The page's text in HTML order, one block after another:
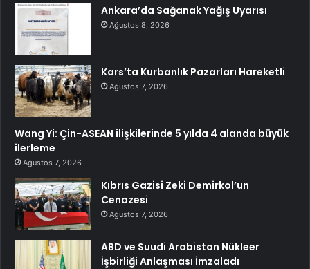
Ankara’da Sağanak Yağış Uyarısı
Ağustos 8, 2026
Kars’ta Kurbanlık Pazarları Hareketli
Ağustos 7, 2026
Wang Yi: Çin-ASEAN ilişkilerinde 5 yılda 4 alanda büyük
ilerleme
Ağustos 7, 2026
Kıbrıs Gazisi Zeki Demirkol’un
Cenazesi
Ağustos 7, 2026
ABD ve Suudi Arabistan Nükleer
İşbirliği Anlaşması İmzaladı